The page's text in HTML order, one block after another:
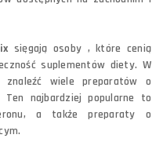
sięgają osoby , które cenią
suplementów diety. W
wiele preparatów o
Ten najbardziej popularne to
a także preparaty o